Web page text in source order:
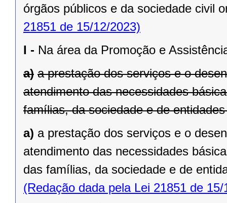
órgãos públicos e da sociedade civil
21851 de 15/12/2023)
I - Na área da Promoção e
a) a prestação dos serviços e o
atendimento das necessidades
famílias, da sociedade e de
a) a prestação dos serviços e o
atendimento das necessidades
das famílias, da sociedade e de
(Redação dada pela Lei 21851 de 15/